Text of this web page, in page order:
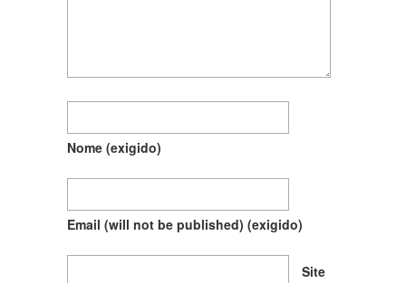
Nome (exigido)
Email (will not be published) (exigido)
Site